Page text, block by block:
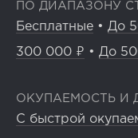
ПО ДИАПАЗОНУ
Бесплатные • До
300 000 ₽ • До
ОКУПАЕМОСТЬ И
С быстрой